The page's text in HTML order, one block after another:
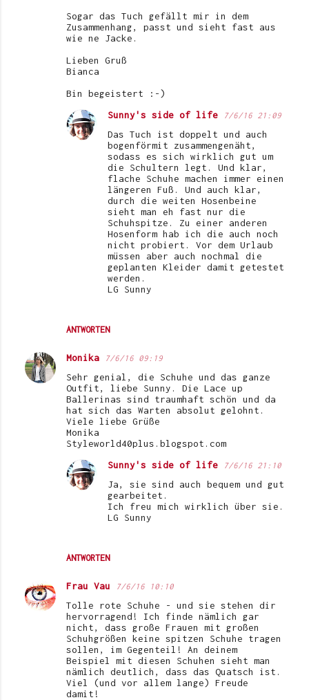
Sogar das Tuch gefällt mir in dem
Zusammenhang, passt und sieht fast aus
wie ne Jacke.
Lieben Gruß
Bianca
Bin begeistert :-)
ANTWORTEN
Sunny's side of life 7/6/16 21:09
Das Tuch ist doppelt und auch
bogenförmit zusammengenäht,
sodass es sich wirklich gut um
die Schultern legt. Und klar,
flache Schuhe machen immer einen
längeren Fuß. Und auch klar,
durch die weiten Hosenbeine
sieht man eh fast nur die
Schuhspitze. Zu einer anderen
Hosenform hab ich die auch noch
nicht probiert. Vor dem Urlaub
müssen aber auch nochmal die
geplanten Kleider damit getestet
werden.
LG Sunny
Monika 7/6/16 09:19
Sehr genial, die Schuhe und das ganze
Outfit, liebe Sunny. Die Lace up
Ballerinas sind traumhaft schön und da
hat sich das Warten absolut gelohnt.
Viele liebe Grüße
Monika
Styleworld40plus.blogspot.com
ANTWORTEN
Sunny's side of life 7/6/16 21:10
Ja, sie sind auch bequem und gut
gearbeitet.
Ich freu mich wirklich über sie.
LG Sunny
Frau Vau 7/6/16 10:10
Tolle rote Schuhe - und sie stehen dir
hervorragend! Ich finde nämlich gar
nicht, dass große Frauen mit großen
Schuhgrößen keine spitzen Schuhe tragen
sollen, im Gegenteil! An deinem
Beispiel mit diesen Schuhen sieht man
nämlich deutlich, dass das Quatsch ist.
Viel (und vor allem lange) Freude
damit!